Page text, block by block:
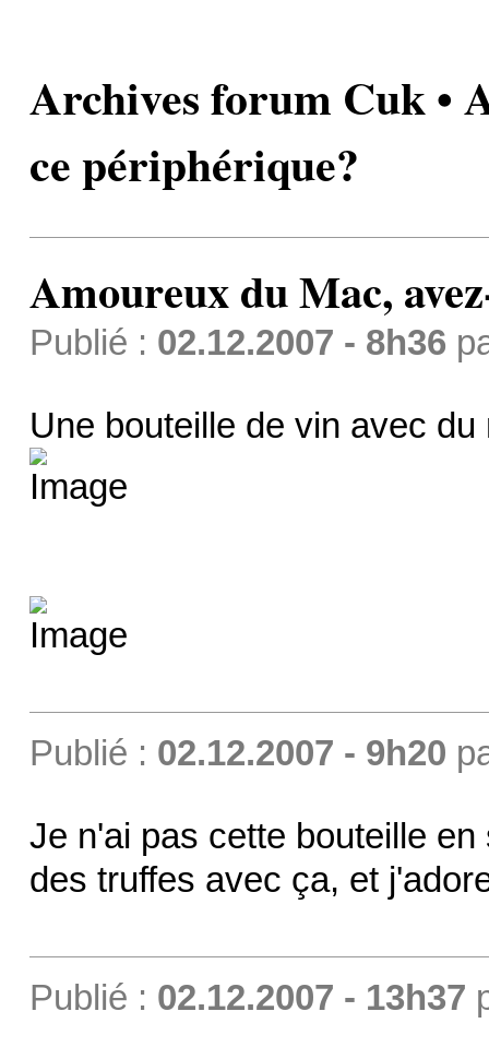
Archives forum Cuk •
ce périphérique?
Amoureux du Mac,
Publié : 02.12.2007 - 8h36
Une bouteille de vin avec
Publié : 02.12.2007 - 9h20
Je n'ai pas cette bouteille
des truffes avec ça, et
Publié : 02.12.2007 - 13h37